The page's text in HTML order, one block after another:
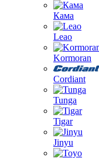
Кама
Leao
Kormoran
Cordiant
Tunga
Tigar
Jinyu